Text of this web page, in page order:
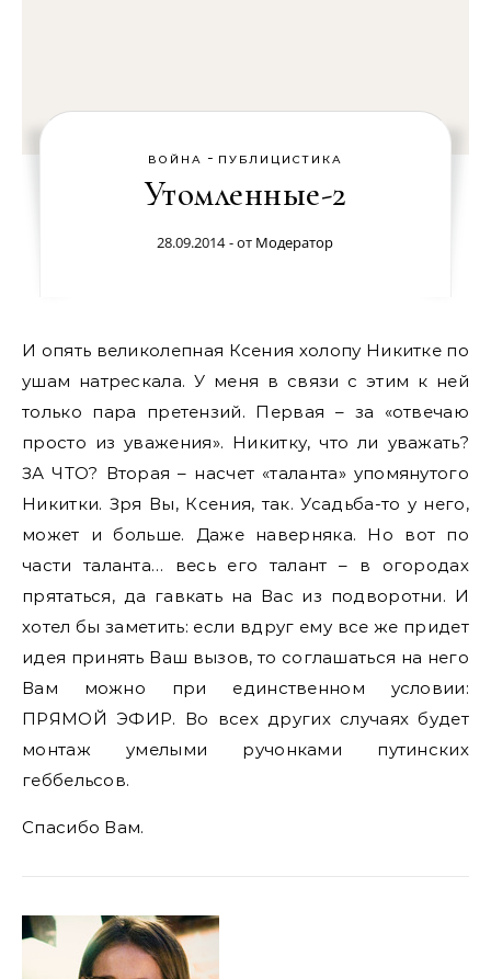
ВОЙНА - ПУБЛИЦИСТИКА
Утомленные-2
28.09.2014 - от Модератор
И опять великолепная Ксения холопу Никитке по
ушам натрескала. У меня в связи с этим к ней
только пара претензий. Первая – за «отвечаю
просто из уважения». Никитку, что ли уважать?
ЗА ЧТО? Вторая – насчет «таланта» упомянутого
Никитки. Зря Вы, Ксения, так. Усадьба-то у него,
может и больше. Даже наверняка. Но вот по
части таланта… весь его талант – в огородах
прятаться, да гавкать на Вас из подворотни. И
хотел бы заметить: если вдруг ему все же придет
идея принять Ваш вызов, то соглашаться на него
Вам можно при единственном условии:
ПРЯМОЙ ЭФИР. Во всех других случаях будет
монтаж умелыми ручонками путинских
геббельсов.
Спасибо Вам.